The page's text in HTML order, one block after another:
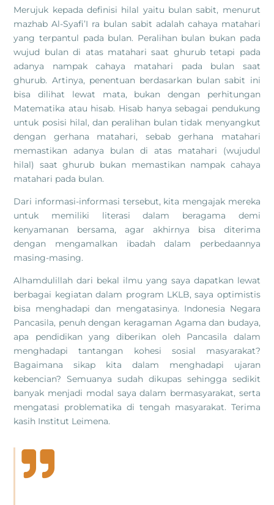
Merujuk kepada definisi hilal yaitu bulan sabit, menurut
mazhab Al-Syafi’I ra bulan sabit adalah cahaya matahari
yang terpantul pada bulan. Peralihan bulan bukan pada
wujud bulan di atas matahari saat ghurub tetapi pada
adanya nampak cahaya matahari pada bulan saat
ghurub. Artinya, penentuan berdasarkan bulan sabit ini
bisa dilihat lewat mata, bukan dengan perhitungan
Matematika atau hisab. Hisab hanya sebagai pendukung
untuk posisi hilal, dan peralihan bulan tidak menyangkut
dengan gerhana matahari, sebab gerhana matahari
memastikan adanya bulan di atas matahari (wujudul
hilal) saat ghurub bukan memastikan nampak cahaya
matahari pada bulan.
Dari informasi-informasi tersebut, kita mengajak mereka
untuk memiliki literasi dalam beragama demi
kenyamanan bersama, agar akhirnya bisa diterima
dengan mengamalkan ibadah dalam perbedaannya
masing-masing.
Alhamdulillah dari bekal ilmu yang saya dapatkan lewat
berbagai kegiatan dalam program LKLB, saya optimistis
bisa menghadapi dan mengatasinya. Indonesia Negara
Pancasila, penuh dengan keragaman Agama dan budaya,
apa pendidikan yang diberikan oleh Pancasila dalam
menghadapi tantangan kohesi sosial masyarakat?
Bagaimana sikap kita dalam menghadapi ujaran
kebencian? Semuanya sudah dikupas sehingga sedikit
banyak menjadi modal saya dalam bermasyarakat, serta
mengatasi problematika di tengah masyarakat. Terima
kasih Institut Leimena.
